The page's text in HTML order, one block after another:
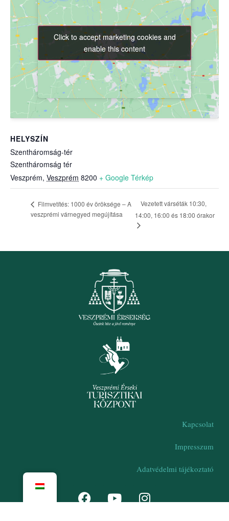
HELYSZÍN
Szentháromság-tér
Szentháromság tér
Veszprém, Veszprém 8200 + Google Térkép
Click to accept marketing cookies and
enable this content
Click to accept marketing cookies and
enable this content
Filmvetítés: 1000 év öröksége – A
veszprémi várnegyed megújítása
Vezetett várséták 10:30,
14:00, 16:00 és 18:00 órakor
Kapcsolat
Impresszum
Adatvédelmi tájékoztató